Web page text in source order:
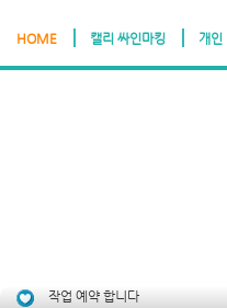
HOME 캘리 싸인마킹 개인
작업 예약 합니다